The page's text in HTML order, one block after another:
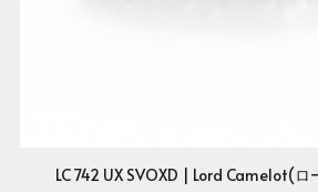
LC 742 UX SVOXD | Lord Camelot(